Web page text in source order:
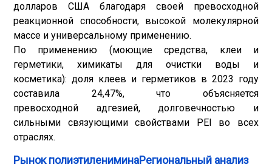
долларов США благодаря своей превосходной
реакционной способности, высокой молекулярной
массе и универсальному применению.
По применению (моющие средства, клеи и
герметики, химикаты для очистки воды и
косметика): доля клеев и герметиков в 2023 году
составила 24,47%, что объясняется
превосходной адгезией, долговечностью и
сильными связующими свойствами PEI во всех
отраслях.
Рынок полиэтилениминаРегиональный анализ